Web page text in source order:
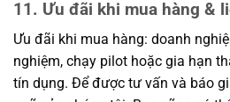
11. Ưu đãi khi mua hàng &
Ưu đãi khi mua hàng: doanh
nghiệm, chạy pilot hoặc gia hạn
tín dụng. Để được tư vấn và báo